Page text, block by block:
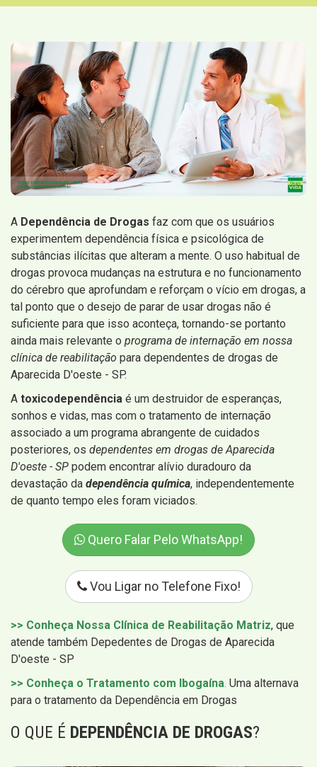
A Dependência de Drogas faz com que os usuários
experimentem dependência física e psicológica de
substâncias ilícitas que alteram a mente. O uso habitual de
drogas provoca mudanças na estrutura e no funcionamento
do cérebro que aprofundam e reforçam o vício em drogas, a
tal ponto que o desejo de parar de usar drogas não é
suficiente para que isso aconteça, tornando-se portanto
ainda mais relevante o programa de internação em nossa
clínica de reabilitação para dependentes de drogas de
Aparecida D'oeste - SP.
A toxicodependência é um destruidor de esperanças,
sonhos e vidas, mas com o tratamento de internação
associado a um programa abrangente de cuidados
posteriores, os dependentes em drogas de Aparecida
D'oeste - SP podem encontrar alívio duradouro da
devastação da dependência química, independentemente
de quanto tempo eles foram viciados.
Quero Falar Pelo WhatsApp!
Vou Ligar no Telefone Fixo!
>> Conheça Nossa Clínica de Reabilitação Matriz, que
atende também Depedentes de Drogas de Aparecida
D'oeste - SP
>> Conheça o Tratamento com Ibogaína. Uma alternava
para o tratamento da Dependência em Drogas
O QUE É DEPENDÊNCIA DE DROGAS?